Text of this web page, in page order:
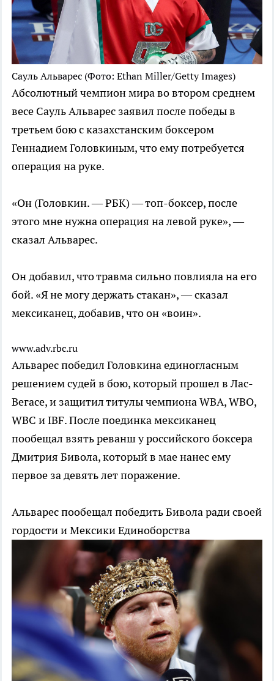
Сауль Альварес (Фото: Ethan Miller/Getty Images)
Абсолютный чемпион мира во втором среднем
весе Сауль Альварес заявил после победы в
третьем бою с казахстанским боксером
Геннадием Головкиным, что ему потребуется
операция на руке.
«Он (Головкин. — РБК) — топ-боксер, после
этого мне нужна операция на левой руке», —
сказал Альварес.
Он добавил, что травма сильно повлияла на его
бой. «Я не могу держать стакан», — сказал
мексиканец, добавив, что он «воин».
www.adv.rbc.ru
Альварес победил Головкина единогласным
решением судей в бою, который прошел в Лас-
Вегасе, и защитил титулы чемпиона WBA, WBO,
WBC и IBF. После поединка мексиканец
пообещал взять реванш у российского боксера
Дмитрия Бивола, который в мае нанес ему
первое за девять лет поражение.
Альварес пообещал победить Бивола ради своей
гордости и МексикиЕдиноборства